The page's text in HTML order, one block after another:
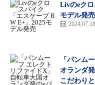
WR-X（ダブルアール・エ
価格：オープン価格
サイズ（参考重量）：60～
規格：SG基準
Livのeク
モデル発売
2024.07.18
「バンム
オランダ
こだわり